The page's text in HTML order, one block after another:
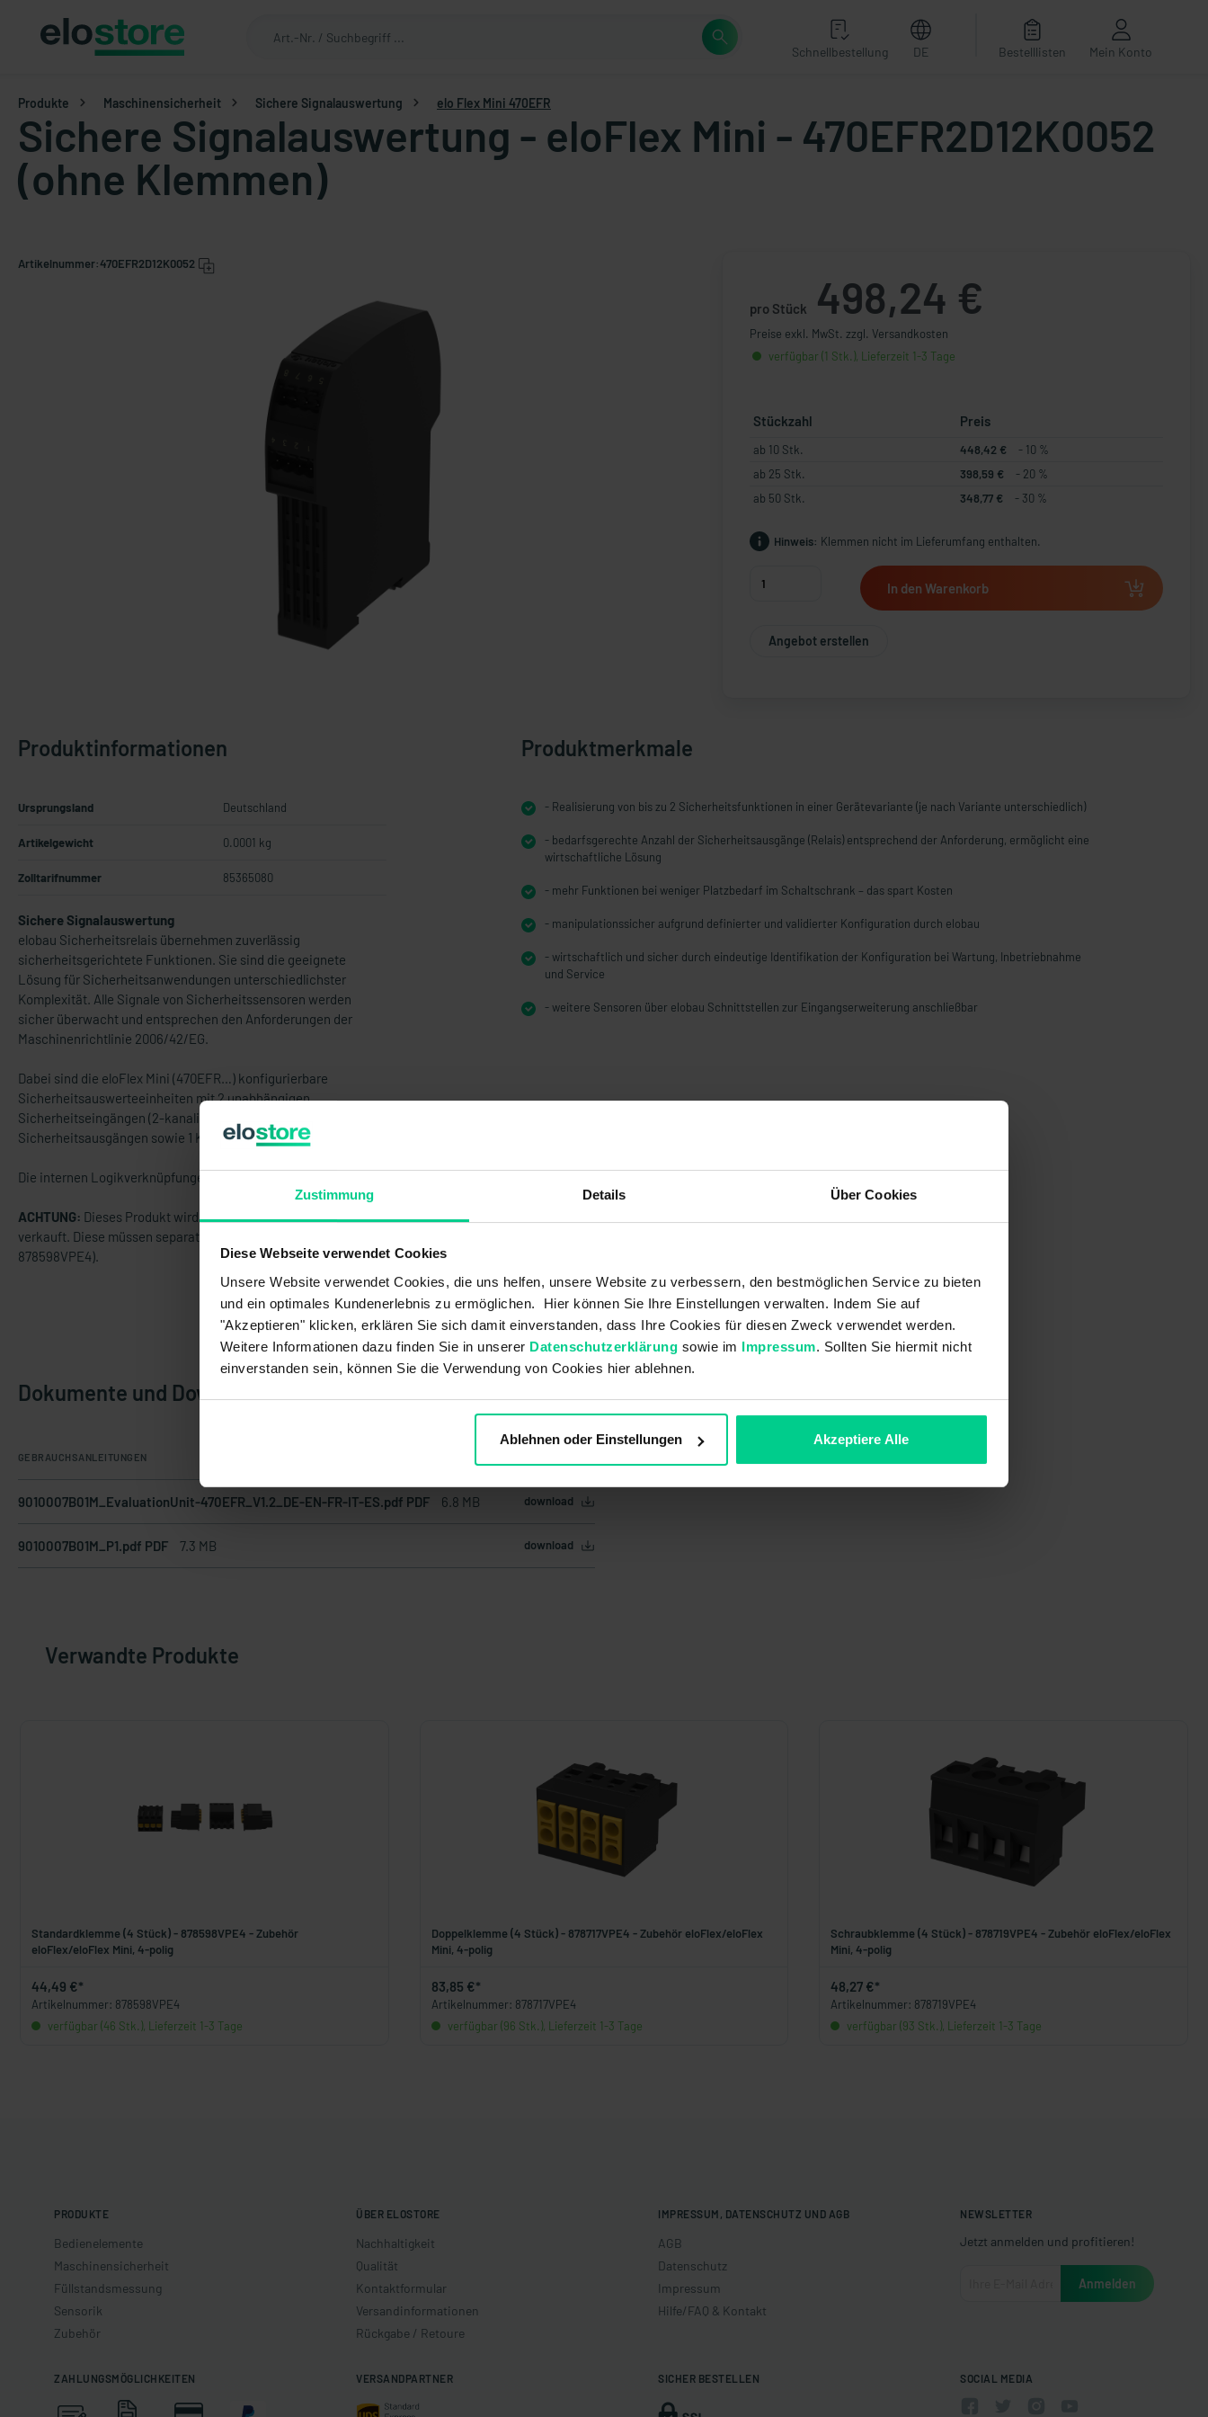
Zustimmung Details Über Cookies
Diese Webseite verwendet Cookies
Unsere Website verwendet Cookies, die uns helfen, unsere Website zu verbessern, den bestmöglichen Service zu bieten
und ein optimales Kundenerlebnis zu ermöglichen. Hier können Sie Ihre Einstellungen verwalten. Indem Sie auf
"Akzeptieren" klicken, erklären Sie sich damit einverstanden, dass Ihre Cookies für diesen Zweck verwendet werden.
Weitere Informationen dazu finden Sie in unserer Datenschutzerklärung sowie im Impressum. Sollten Sie hiermit nicht
einverstanden sein, können Sie die Verwendung von Cookies hier ablehnen.
Ablehnen oder Einstellungen Akzeptiere Alle
Schnellbestellung DE Bestelllisten Mein Konto
Produkte Maschinensicherheit Sichere Signalauswertung elo Flex Mini 470EFR
Sichere Signalauswertung - eloFlex Mini - 470EFR2D12K0052
(ohne Klemmen)
Artikelnummer:470EFR2D12K0052
pro Stück 498,24 €
Preise exkl. MwSt. zzgl. Versandkosten
verfügbar (1 Stk.), Lieferzeit 1-3 Tage
Stückzahl Preis
ab 10 Stk. 448,42 €
- 10 %
ab 25 Stk.
398,59 €
- 20 %
ab 50 Stk.
348,77 € - 30 %
Hinweis: Klemmen nicht im Lieferumfang enthalten.
In den Warenkorb
Angebot erstellen
Produktinformationen
Ursprungsland Deutschland
Artikelgewicht 0.0001 kg
Zolltarifnummer 85365080
Sichere Signalauswertung
elobau Sicherheitsrelais übernehmen zuverlässig
sicherheitsgerichtete Funktionen. Sie sind die geeignete
Lösung für Sicherheitsanwendungen unterschiedlichster
Komplexität. Alle Signale von Sicherheitssensoren werden
sicher überwacht und entsprechen den Anforderungen der
Maschinenrichtlinie 2006/42/EG.
Dabei sind die eloFlex Mini (470EFR…) konfigurierbare
Sicherheitsauswerteeinheiten mit 2 unabhängigen
Sicherheitseingängen (2-kanalig) und bis zu 2
Sicherheitsausgängen sowie 1 Kontrollausgang.
Die internen Logikverknüpfungen sind bereits vorkonfiguriert.
ACHTUNG: Dieses Produkt wird OHNE Standardklemmen
verkauft. Diese müssen separat gekauft werden (Art.Nr.
878598VPE4).
Produktmerkmale
- Realisierung von bis zu 2 Sicherheitsfunktionen in einer Gerätevariante (je nach Variante unterschiedlich)
- bedarfsgerechte Anzahl der Sicherheitsausgänge (Relais) entsprechend der Anforderung, ermöglicht eine
wirtschaftliche Lösung
- mehr Funktionen bei weniger Platzbedarf im Schaltschrank – das spart Kosten
- manipulationssicher aufgrund definierter und validierter Konfiguration durch elobau
- wirtschaftlich und sicher durch eindeutige Identifikation der Konfiguration bei Wartung, Inbetriebnahme
und Service
- weitere Sensoren über elobau Schnittstellen zur Eingangserweiterung anschließbar
Dokumente und Downloads
GEBRAUCHSANLEITUNGEN
9010007B01M_EvaluationUnit-470EFR_V1.2_DE-EN-FR-IT-ES.pdf PDF 6.8 MB download
9010007B01M_P1.pdf PDF 7.3 MB download
Verwandte Produkte
Standardklemme (4 Stück) - 878598VPE4 - Zubehör
eloFlex/eloFlex Mini, 4-polig
44,49 €*
Artikelnummer: 878598VPE4
verfügbar (46 Stk.), Lieferzeit 1-3 Tage
Doppelklemme (4 Stück) - 878717VPE4 - Zubehör eloFlex/eloFlex
Mini, 4-polig
83,85 €*
Artikelnummer: 878717VPE4
verfügbar (96 Stk.), Lieferzeit 1-3 Tage
Schraubklemme (4 Stück) - 878719VPE4 - Zubehör eloFlex/eloFlex
Mini, 4-polig
48,27 €*
Artikelnummer: 878719VPE4
verfügbar (93 Stk.), Lieferzeit 1-3 Tage
PRODUKTE
Bedienelemente
Maschinensicherheit
Füllstandsmessung
Sensorik
Zubehör
ÜBER ELOSTORE
Nachhaltigkeit
Qualität
Kontaktformular
Versandinformationen
Rückgabe / Retoure
IMPRESSUM, DATENSCHUTZ UND AGB
AGB
Datenschutz
Impressum
Hilfe/FAQ & Kontakt
NEWSLETTER
Jetzt anmelden und profitieren!
ZAHLUNGSMÖGLICHKEITEN VERSANDPARTNER SICHER BESTELLEN SOCIAL MEDIA